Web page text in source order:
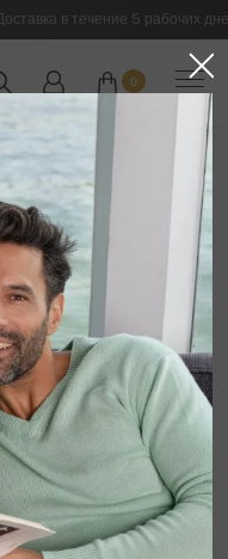
в течение 5 рабочих
0
для мужчин